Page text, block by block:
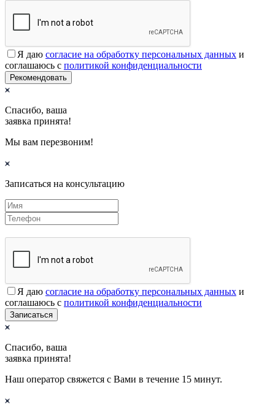
Я даю согласие на обработку персональных данных и
соглашаюсь с политикой конфиденциальности
Рекомендовать
Спасибо, ваша
заявка принята!
Мы вам перезвоним!
Записаться на консультацию
Я даю согласие на обработку персональных данных и
соглашаюсь с политикой конфиденциальности
Записаться
Спасибо, ваша
заявка принята!
Наш оператор свяжется с Вами в течение 15 минут.